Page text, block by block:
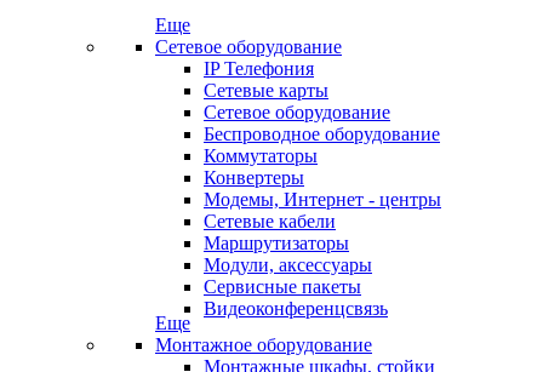
Еще
Сетевое оборудование
IP Телефония
Сетевые карты
Сетевое оборудование
Беспроводное оборудование
Коммутаторы
Конвертеры
Модемы, Интернет - центры
Сетевые кабели
Маршрутизаторы
Модули, аксессуары
Сервисные пакеты
Видеоконференцсвязь
Еще
Монтажное оборудование
Монтажные шкафы, стойки